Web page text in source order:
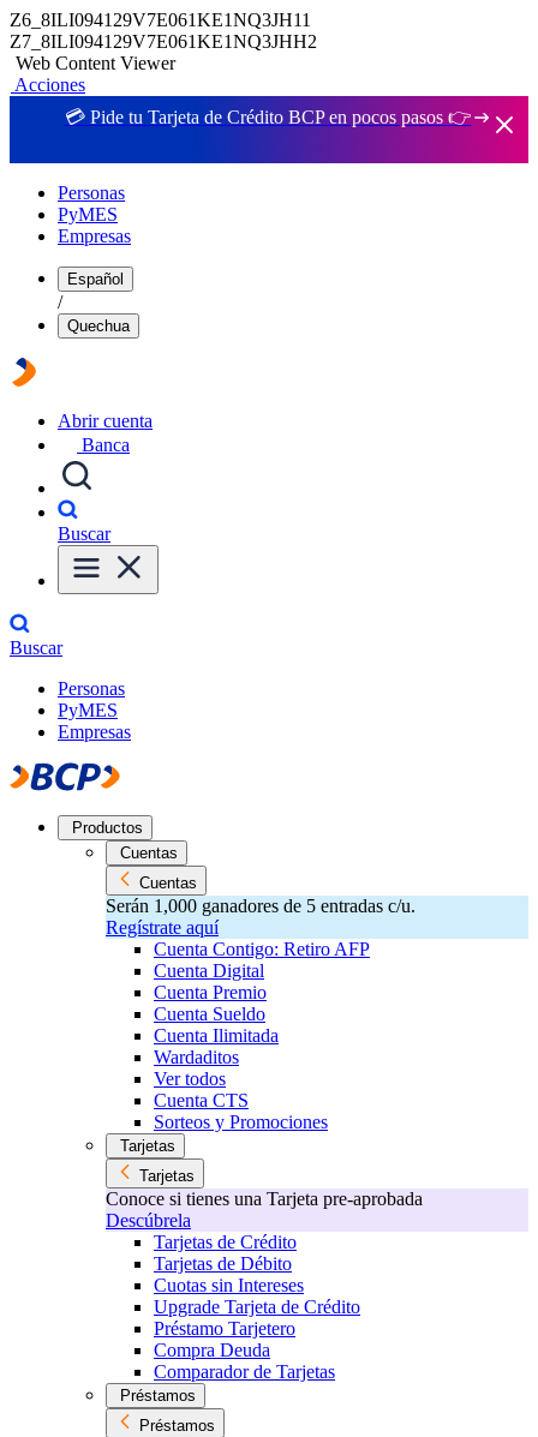
Z6_8ILI094129V7E061KE1NQ3JH11
Z7_8ILI094129V7E061KE1NQ3JHH2
Web Content Viewer
Acciones
💳 Pide tu Tarjeta de Crédito BCP en pocos pasos 👉
Personas
PyMES
Empresas
Español
/
Quechua
Abrir cuenta
Banca
Buscar
Buscar
Personas
PyMES
Empresas
Productos
Cuentas
Cuentas
Serán 1,000 ganadores de 5 entradas c/u.
Regístrate aquí
Cuenta Contigo: Retiro AFP
Cuenta Digital
Cuenta Premio
Cuenta Sueldo
Cuenta Ilimitada
Wardaditos
Ver todos
Cuenta CTS
Sorteos y Promociones
Tarjetas
Tarjetas
Conoce si tienes una Tarjeta pre-aprobada
Descúbrela
Tarjetas de Crédito
Tarjetas de Débito
Cuotas sin Intereses
Upgrade Tarjeta de Crédito
Préstamo Tarjetero
Compra Deuda
Comparador de Tarjetas
Préstamos
Préstamos